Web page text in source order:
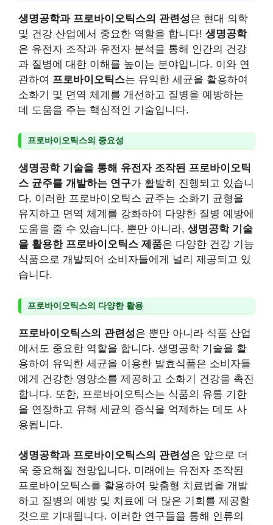
생명공학과 프로바이오틱스의 관련성은 현대 의학
및 건강 산업에서 중요한 역할을 합니다! 생명공학
은 유전자 조작과 유전자 분석을 통해 인간의 건강
과 질병에 대한 이해를 높이는 분야입니다. 이와 연
관하여 프로바이오틱스는 유익한 세균을 활용하여
소화기 및 면역 체계를 개선하고 질병을 예방하는
데 도움을 주는 핵심적인 기술입니다.
프로바이오틱스의 중요성
생명공학 기술을 통해 유전자 조작된 프로바이오틱
스 균주를 개발하는 연구가 활발히 진행되고 있습니
다. 이러한 프로바이오틱스 균주는 소화기 균형을
유지하고 면역 체계를 강화하여 다양한 질병 예방에
도움을 줄 수 있습니다. 뿐만 아니라, 생명공학 기술
을 활용한 프로바이오틱스 제품은 다양한 건강 기능
식품으로 개발되어 소비자들에게 널리 제공되고 있
습니다.
프로바이오틱스의 다양한 활용
프로바이오틱스의 관련성은 뿐만 아니라 식품 산업
에서도 중요한 역할을 합니다. 생명공학 기술을 활
용하여 유익한 세균을 이용한 발효식품은 소비자들
에게 건강한 영양소를 제공하고 소화기 건강을 촉진
합니다. 또한, 프로바이오틱스는 식품의 유통 기한
을 연장하고 유해 세균의 증식을 억제하는 데도 사
용됩니다.
생명공학과 프로바이오틱스의 관련성은 앞으로 더
욱 중요해질 전망입니다. 미래에는 유전자 조작된
프로바이오틱스를 활용하여 맞춤형 치료법을 개발
하고 질병의 예방 및 치료에 더 많은 기회를 제공할
것으로 기대됩니다. 이러한 연구들을 통해 인류의